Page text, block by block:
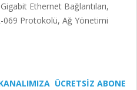
Ethernet Bağlantıları,
069 Protokolü, Ağ Yönetimi
ÜCRETSİZ ABONE